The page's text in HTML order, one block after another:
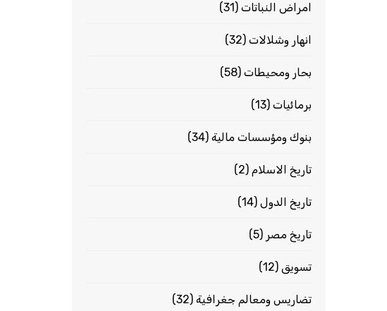
امراض النباتات (31)
انهار وشلالات (32)
بحار ومحيطات (58)
برمائيات (13)
بنوك ومؤسسات مالية (34)
تاريخ الاسلام (2)
تاريخ الدول (14)
تاريخ مصر (5)
تسويق (12)
تضاريس ومعالم جغرافية (32)